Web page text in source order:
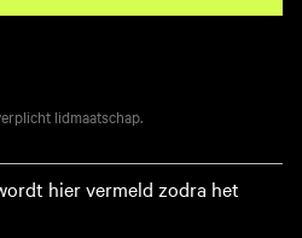
lidmaatschap.
hier vermeld zodra het